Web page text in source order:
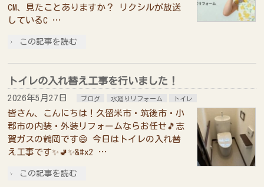
CM、見たことありますか？ リクシルが放送
しているC …
この記事を読む
トイレの入れ替え工事を行いました！
2026年5月27日 ブログ 水廻りリフォーム トイレ
皆さん、こんにちは！久留米市・筑後市・小
郡市の内装・外装リフォームならお任せ🎵志
賀ガスの鶴岡です😄 今日はトイレの入れ替
え工事です✨🚽✨&#x2 …
この記事を読む